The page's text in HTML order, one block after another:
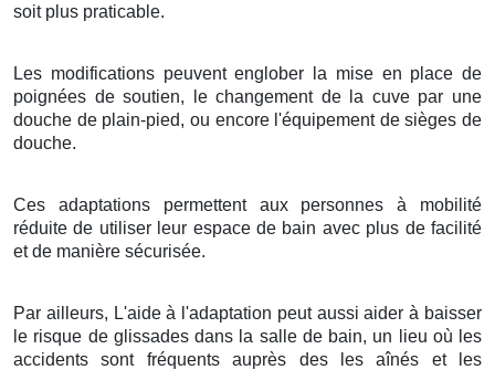
soit plus praticable.
Les modifications peuvent englober la mise en place de
poignées de soutien, le changement de la cuve par une
douche de plain-pied, ou encore l'équipement de sièges de
douche.
Ces adaptations permettent aux personnes à mobilité
réduite de utiliser leur espace de bain avec plus de facilité
et de manière sécurisée.
Par ailleurs, L'aide à l'adaptation peut aussi aider à baisser
le risque de glissades dans la salle de bain, un lieu où les
accidents sont fréquents auprès des les aînés et les